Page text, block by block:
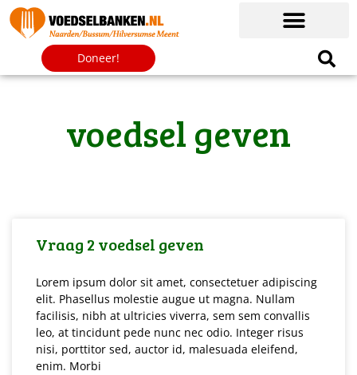
Doneer!
voedsel geven
Vraag 2 voedsel geven
Lorem ipsum dolor sit amet, consectetuer adipiscing
elit. Phasellus molestie augue ut magna. Nullam
facilisis, nibh at ultricies viverra, sem sem convallis
leo, at tincidunt pede nunc nec odio. Integer risus
nisi, porttitor sed, auctor id, malesuada eleifend,
enim. Morbi